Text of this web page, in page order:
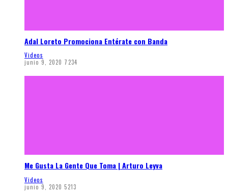
Adal Loreto Promociona Entérate con Banda
Videos
junio 9, 2020 7234
Me Gusta La Gente Que Toma | Arturo Leyva
Videos
junio 9, 2020 5213